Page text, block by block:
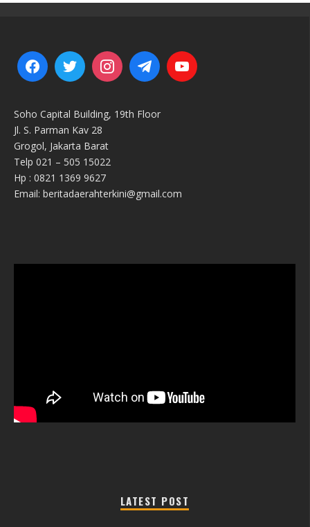
Soho Capital Building, 19th Floor
Jl. S. Parman Kav 28
Grogol, Jakarta Barat
Telp 021 – 505 15022
Hp : 0821 1369 9627
Email: beritadaerahterkini@gmail.com
LATEST POST